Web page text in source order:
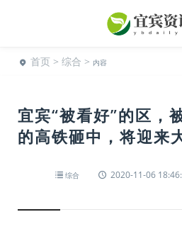
首页 > 综合 > 内容
宜宾“被看好”的区，
的高铁砸中，将迎来
综合 2020-11-06